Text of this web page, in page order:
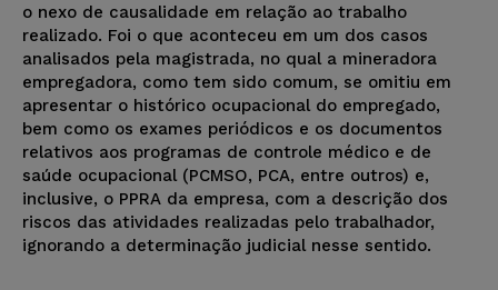
o nexo de causalidade em relação ao trabalho
realizado. Foi o que aconteceu em um dos casos
analisados pela magistrada, no qual a mineradora
empregadora, como tem sido comum, se omitiu em
apresentar o histórico ocupacional do empregado,
bem como os exames periódicos e os documentos
relativos aos programas de controle médico e de
saúde ocupacional (PCMSO, PCA, entre outros) e,
inclusive, o PPRA da empresa, com a descrição dos
riscos das atividades realizadas pelo trabalhador,
ignorando a determinação judicial nesse sentido.